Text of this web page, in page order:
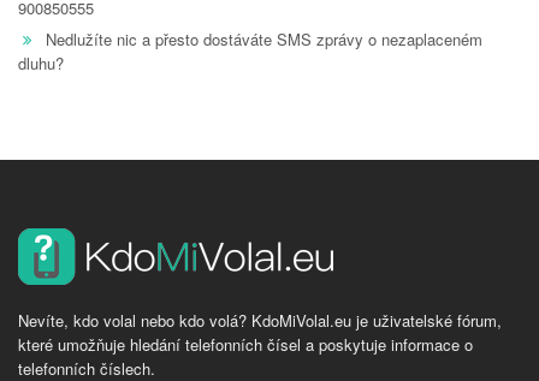
900850555
Nedlužíte nic a přesto dostáváte SMS zprávy o nezaplaceném
dluhu?
Nevíte, kdo volal nebo kdo volá? KdoMiVolal.eu je uživatelské fórum,
které umožňuje hledání telefonních čísel a poskytuje informace o
telefonních číslech.